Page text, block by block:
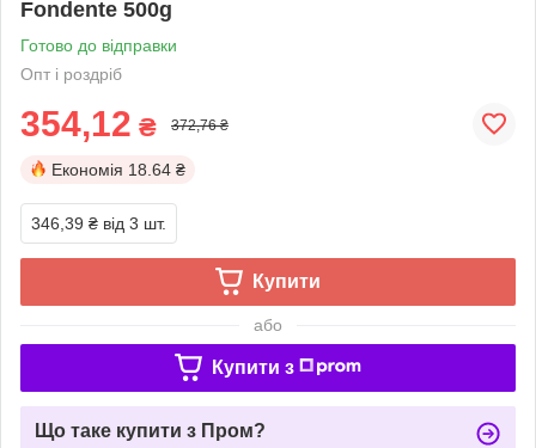
Fondente 500g
Готово до відправки
Опт і роздріб
354,12 ₴ 372,76 ₴
Економія 18.64 ₴
346,39 ₴ від 3 шт.
Купити
або
Купити з
Що таке купити з Пром?